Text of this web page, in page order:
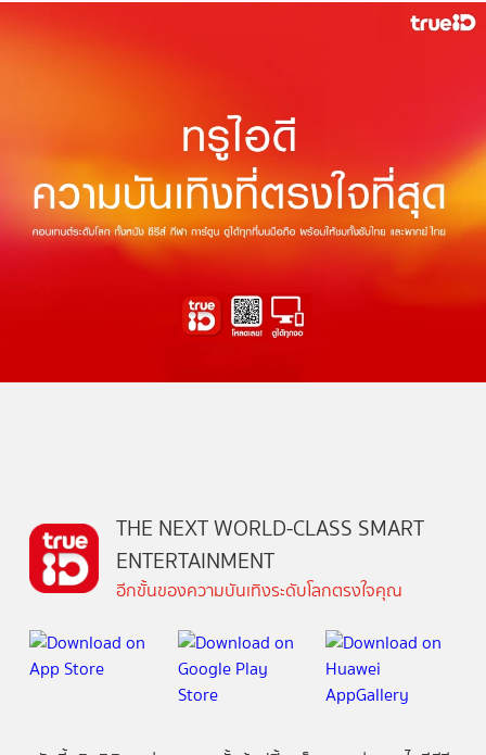
THE NEXT WORLD-CLASS SMART
ENTERTAINMENT
อีกขั้นของความบันเทิงระดับโลกตรงใจคุณ